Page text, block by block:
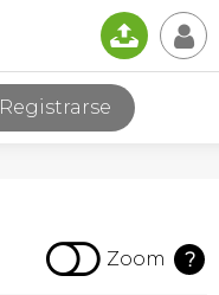
📤 👤
Registrarse
 Zoom ?